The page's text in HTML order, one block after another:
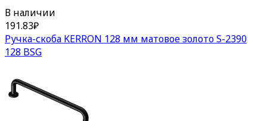
В наличии
191.83₽
Ручка-скоба KERRON 128 мм матовое золото S-2390
128 BSG